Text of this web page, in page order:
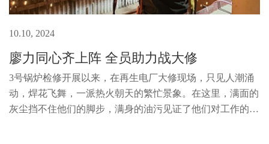
10.10, 2024
廖力同心齐上阵 全员助力战大修
3号锅炉检修开展以来，在再生电厂大修现场，只见人潮涌
动，焊花飞舞，一派热火朝天的繁忙景象。在这里，满面的
灰尘挡不住他们的脚步，满身的油污见证了他们对工作的热